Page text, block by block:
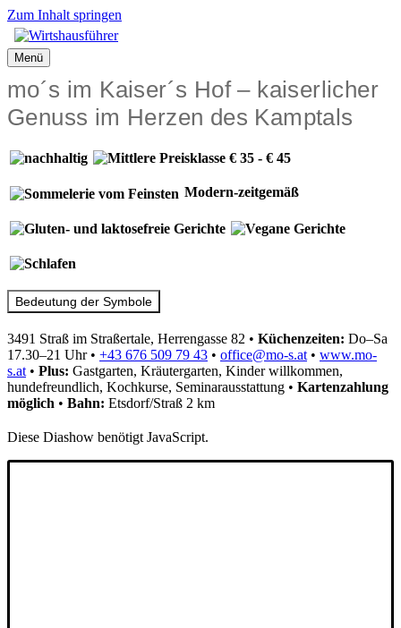
Zum Inhalt springen
Menü
mo´s im Kaiser´s Hof – kaiserlicher
Genuss im Herzen des Kamptals
Modern-zeitgemäß
Bedeutung der Symbole
3491 Straß im Straßertale, Herrengasse 82 • Küchenzeiten: Do–Sa
17.30–21 Uhr• +43 676 509 79 43 • office@mo-s.at • www.mo-
s.at • Plus: Gastgarten, Kräutergarten, Kinder willkommen,
hundefreundlich, Kochkurse, Seminarausstattung • Kartenzahlung
möglich • Bahn: Etsdorf/Straß 2 km
Diese Diashow benötigt JavaScript.